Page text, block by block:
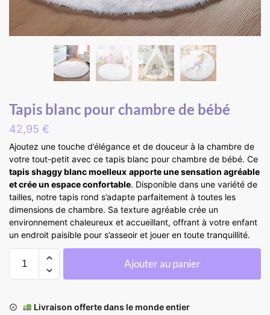
Tapis blanc pour chambre de bébé
42,95 €
Ajoutez une touche d’élégance et de douceur à la chambre de
votre tout-petit avec ce tapis blanc pour chambre de bébé. Ce
tapis shaggy blanc moelleux apporte une sensation agréable
et crée un espace confortable. Disponible dans une variété de
tailles, notre tapis rond s’adapte parfaitement à toutes les
dimensions de chambre. Sa texture agréable crée un
environnement chaleureux et accueillant, offrant à votre enfant
un endroit paisible pour s’asseoir et jouer en toute tranquillité.
Ajouter au panier
Livraison offerte dans le monde entier